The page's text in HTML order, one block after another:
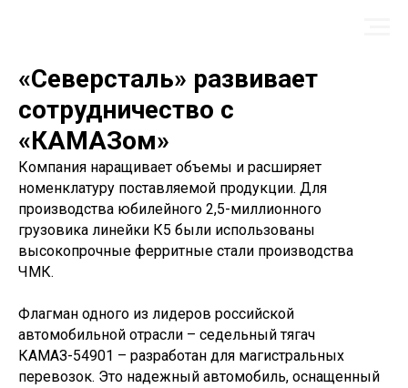
«Северсталь» развивает
сотрудничество с
«КАМАЗом»
Компания наращивает объемы и расширяет
номенклатуру поставляемой продукции. Для
производства юбилейного 2,5-миллионного
грузовика линейки К5 были использованы
высокопрочные ферритные стали производства
ЧМК.
Флагман одного из лидеров российской
автомобильной отрасли – седельный тягач
КАМАЗ-54901 – разработан для магистральных
перевозок. Это надежный автомобиль, оснащенный